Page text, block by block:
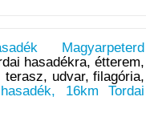
Magyarpeterd
hasadékra, étterem,
udvar, filagória,
16km Tordai